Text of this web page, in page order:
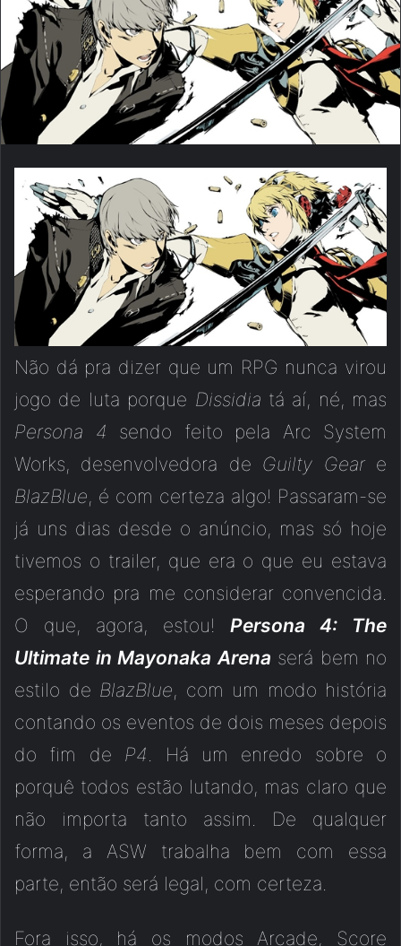
Não dá pra dizer que um RPG nunca virou
jogo de luta porque Dissidia tá aí, né, mas
Persona 4 sendo feito pela Arc System
Works, desenvolvedora de Guilty Geare
BlazBlue, é com certeza algo! Passaram-se
já uns dias desde o anúncio, mas só hoje
tivemos o trailer, que era o que eu estava
esperando pra me considerar convencida.
O que, agora, estou! Persona 4: The
Ultimate in Mayonaka Arena será bem no
estilo de BlazBlue, com um modo história
contando os eventos de dois meses depois
do fim de P4 . Há um enredo sobre o
porquê todos estão lutando, mas claro que
não importa tanto assim. De qualquer
forma, a ASW trabalha bem com essa
parte, então será legal, com certeza.
Fora isso, há os modos Arcade, Score